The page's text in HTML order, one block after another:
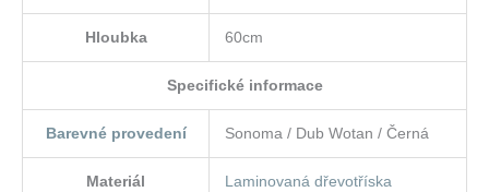
Hloubka 60cm
Specifické informace
Barevné provedení Sonoma / Dub Wotan / Černá
Materiál Laminovaná dřevotříska